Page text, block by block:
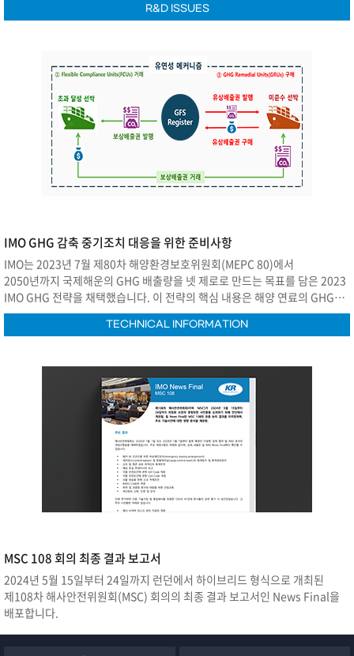
R&D ISSUES
IMO GHG 감축 중기조치 대응을 위한 준비사항
IMO는 2023년 7월 제80차 해양환경보호위원회(MEPC 80)에서
2050년까지 국제해운의 GHG 배출량을 넷 제로로 만드는 목표를 담은 2023
IMO GHG 전략을 채택했습니다. 이 전략의 핵심 내용은 해양 연료의 GHG
집약도를 단계적으로 감축하는 중기 조치를 규제하는 것입니다.
TECHNICAL INFORMATION
MSC 108 회의 최종 결과 보고서
2024년 5월 15일부터 24일까지 런던에서 하이브리드 형식으로 개최된
제108차 해사안전위원회(MSC) 회의의 최종 결과 보고서인 News Final을
배포합니다.